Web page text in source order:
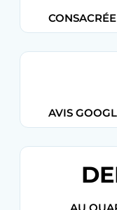
AVIS